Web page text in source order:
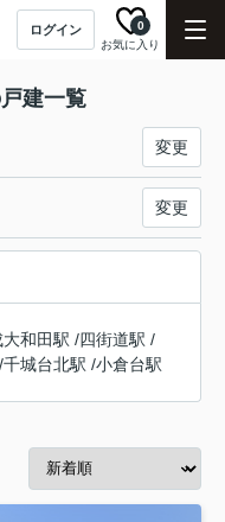
ログイン
お気に入り
0
建一覧
変更
変更
和田駅 /四街道駅 /
/千城台北駅 /小倉台駅